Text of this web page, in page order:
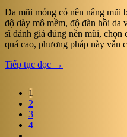
Da mũi mỏng có nên nâng mũi
độ dày mô mềm, độ đàn hồi da
sĩ đánh giá đúng nền mũi, chọn
quá cao, phương pháp này
Tiếp tục đọc →
1
2
3
4